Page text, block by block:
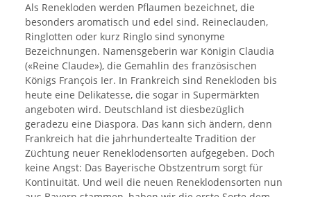
Als Renekloden werden Pflaumen bezeichnet, die
besonders aromatisch und edel sind. Reineclauden,
Ringlotten oder kurz Ringlo sind synonyme
Bezeichnungen. Namensgeberin war Königin Claudia
(«Reine Claude»), die Gemahlin des französischen
Königs François Ier. In Frankreich sind Renekloden bis
heute eine Delikatesse, die sogar in Supermärkten
angeboten wird. Deutschland ist diesbezüglich
geradezu eine Diaspora. Das kann sich ändern, denn
Frankreich hat die jahrhundertealte Tradition der
Züchtung neuer Reneklodensorten aufgegeben. Doch
keine Angst: Das Bayerische Obstzentrum sorgt für
Kontinuität. Und weil die neuen Reneklodensorten nun